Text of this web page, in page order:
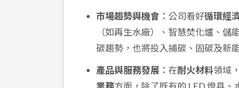
市場趨勢與機會 ：公司看好循環經
（如再生水廠）、智慧焚化爐、
碳趨勢，也將投入捕碳、固碳及新
產品與服務發展 ：在耐火材料領域